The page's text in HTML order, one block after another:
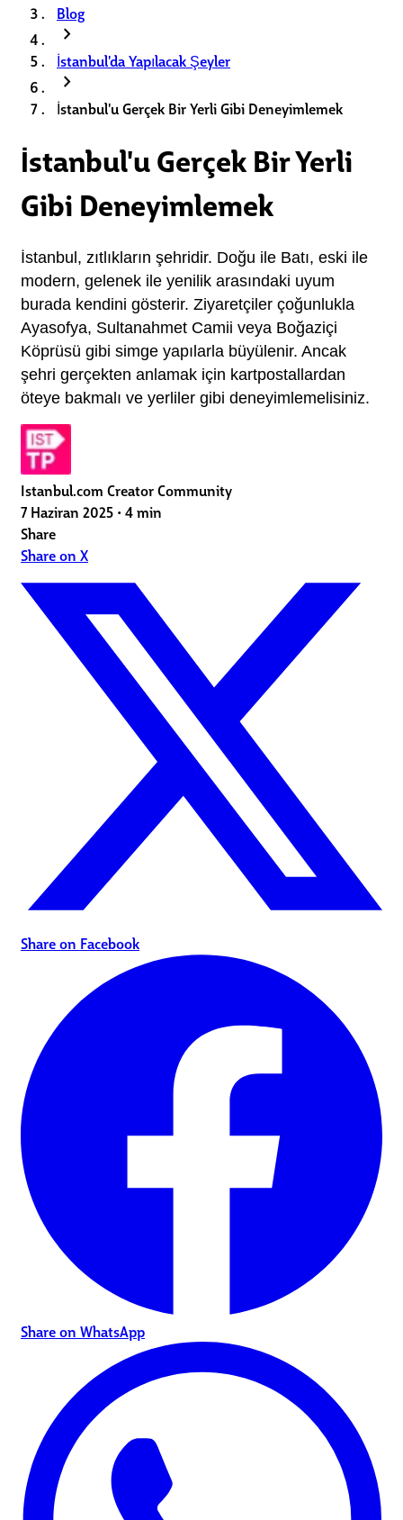
Blog
chevron_right
İstanbul'da Yapılacak Şeyler
chevron_right
İstanbul'u Gerçek Bir Yerli Gibi Deneyimlemek
İstanbul'u Gerçek Bir Yerli
Gibi Deneyimlemek
İstanbul, zıtlıkların şehridir. Doğu ile Batı, eski ile
modern, gelenek ile yenilik arasındaki uyum
burada kendini gösterir. Ziyaretçiler çoğunlukla
Ayasofya, Sultanahmet Camii veya Boğaziçi
Köprüsü gibi simge yapılarla büyülenir. Ancak
şehri gerçekten anlamak için kartpostallardan
öteye bakmalı ve yerliler gibi deneyimlemelisiniz.
Istanbul.com Creator Community
7 Haziran 2025 • 4 min
Share
Share on X
Share on Facebook
Share on WhatsApp